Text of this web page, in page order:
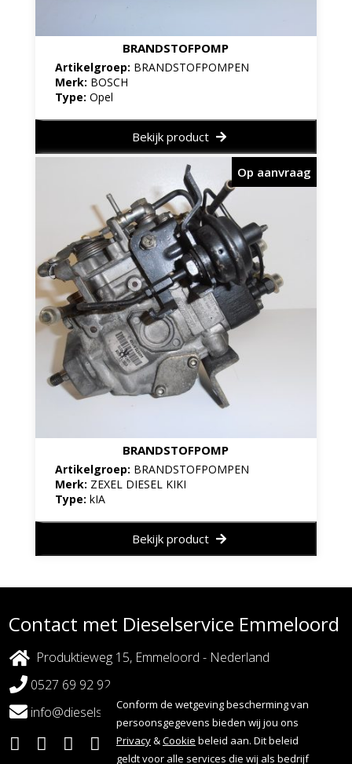
Conform de wetgeving bescherming van
persoonsgegevens bieden wij jou ons
Privacy&Cookie beleid aan. Dit beleid
geldt voor alle services die wij als bedrijf
BRANDSTOFPOMP
Artikelgroep: BRANDSTOFPOMPEN
Merk: BOSCH
Type: Opel
Bekijk product
BRANDSTOFPOMP
Artikelgroep: BRANDSTOFPOMPEN
Merk: ZEXEL DIESEL KIKI
Type: kIA
Op aanvraag
Bekijk product
Contact met Dieselservice Emmeloord
Produktieweg 15, Emmeloord - Nederland
0527 69 92 92
info@dieselserviceemmeloord.nl